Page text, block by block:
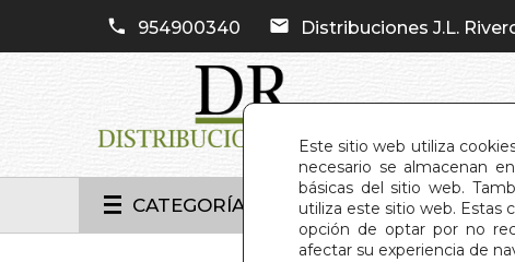
Este sitio web utiliza
necesario se almacenan
básicas del sitio web.
utiliza este sitio web. Estas
opción de optar por no
afectar su experiencia de
954900340 Distribuciones J.L.
CATEGORÍAS